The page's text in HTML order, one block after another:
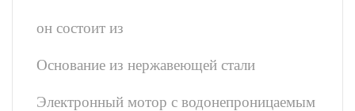
он состоит из
Основание из нержавеющей стали
Электронный мотор с водонепроницаемым